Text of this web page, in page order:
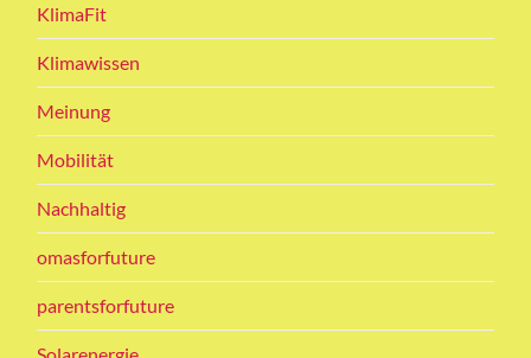
KlimaFit
Klimawissen
Meinung
Mobilität
Nachhaltig
omasforfuture
parentsforfuture